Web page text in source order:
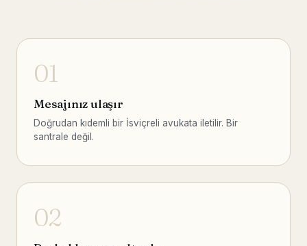
01
Mesajınız ulaşır
Doğrudan kıdemli bir İsviçreli avukata iletilir. Bir
santrale değil.
02